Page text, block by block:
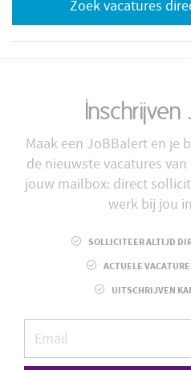
Zoek vacatures
Inschrijven
Maak een JoBBalert en je
de nieuwste vacatures
jouw mailbox: direct
werk bij jou
SOLLICITEER ALTIJD
ACTUELE
UITSCHRIJVEN